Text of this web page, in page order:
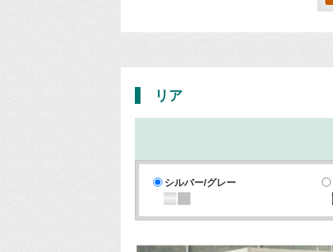
リア
シルバー/グレー